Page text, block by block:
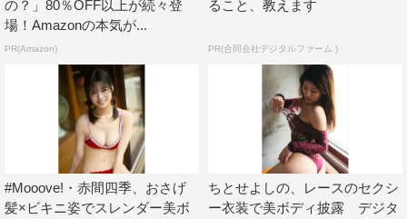
の？」80％OFF以上が続々登
場！Amazonの本気が...
PR(Amazon)
ること、教えます
PR(合同会社デジタルファーム )
#Mooove!・赤間四季、おさげ
髪×ビキニ姿でスレンダー美ボ
ちとせよしの、レースのセクシ
ー衣装で美ボディ披露 デジタ